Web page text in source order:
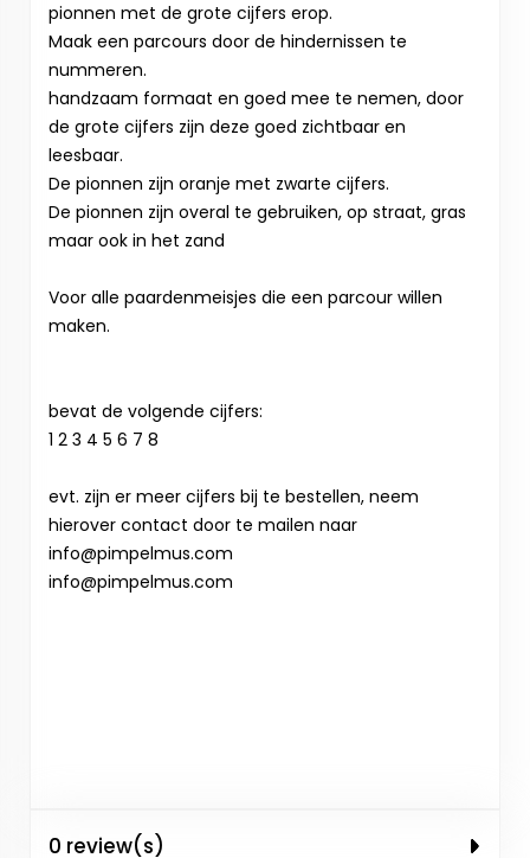
pionnen met de grote cijfers erop.
Maak een parcours door de hindernissen te
nummeren.
handzaam formaat en goed mee te nemen, door
de grote cijfers zijn deze goed zichtbaar en
leesbaar.
De pionnen zijn oranje met zwarte cijfers.
De pionnen zijn overal te gebruiken, op straat, gras
maar ook in het zand
Voor alle paardenmeisjes die een parcour willen
maken.
bevat de volgende cijfers:
1 2 3 4 5 6 7 8
evt. zijn er meer cijfers bij te bestellen, neem
hierover contact door te mailen naar
info@pimpelmus.com
info@pimpelmus.com
0 review(s)